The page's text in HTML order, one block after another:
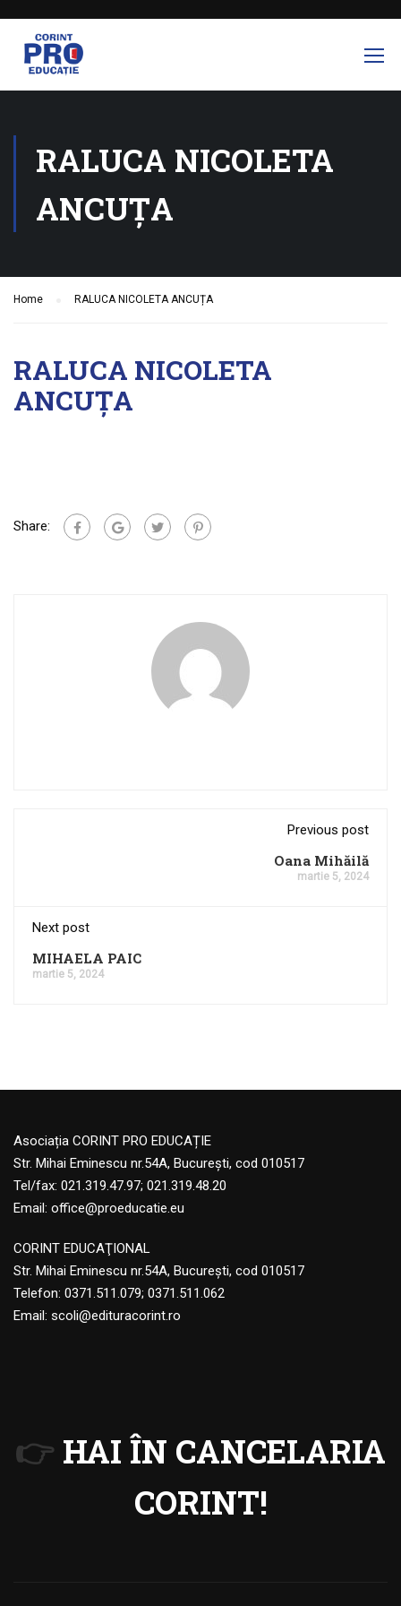
RALUCA NICOLETA
ANCUȚA
Home RALUCA NICOLETA ANCUȚA
RALUCA NICOLETA
ANCUȚA
Share:
Previous post
Oana Mihăilă
martie 5, 2024
Next post
MIHAELA PAIC
martie 5, 2024
Asociația CORINT PRO EDUCAȚIE
Str. Mihai Eminescu nr.54A, București, cod 010517
Tel/fax: 021.319.47.97; 021.319.48.20
Email: office@proeducatie.eu
CORINT EDUCAŢIONAL
Str. Mihai Eminescu nr.54A, Bucureşti, cod 010517
Telefon: 0371.511.079; 0371.511.062
Email: scoli@edituracorint.ro
👉 HAI ÎN CANCELARIA
CORINT!